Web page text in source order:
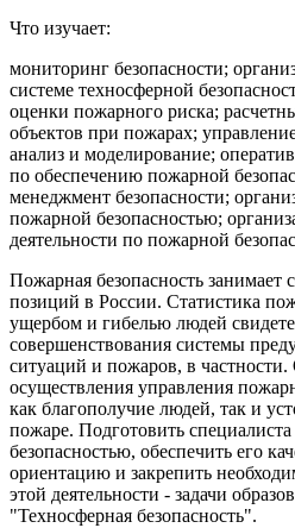
Что изучает:
мониторинг безопасности;
системе техносферной
оценки пожарного риска;
объектов при пожарах;
анализ и моделирование;
по обеспечению пожарной
менеджмент безопасности;
пожарной безопасностью;
деятельности по пожарной
Пожарная безопасность занимает
позиций в России. Статистика
ущербом и гибелью людей
совершенствования системы
ситуаций и пожаров, в частности.
осуществления управления
как благополучие людей, так и
пожаре. Подготовить
безопасностью, обеспечить его
ориентацию и закрепить
этой деятельности - задачи
"Техносферная безопасность".